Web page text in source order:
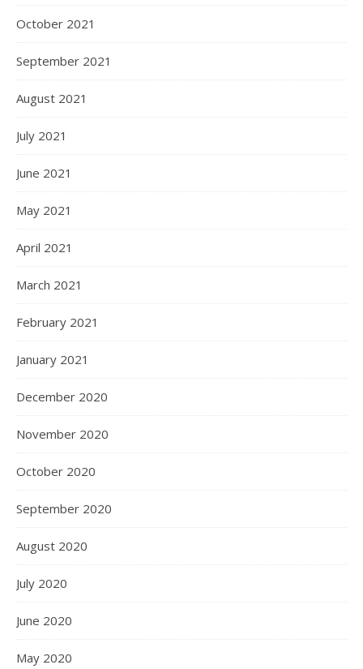
October 2021
September 2021
August 2021
July 2021
June 2021
May 2021
April 2021
March 2021
February 2021
January 2021
December 2020
November 2020
October 2020
September 2020
August 2020
July 2020
June 2020
May 2020